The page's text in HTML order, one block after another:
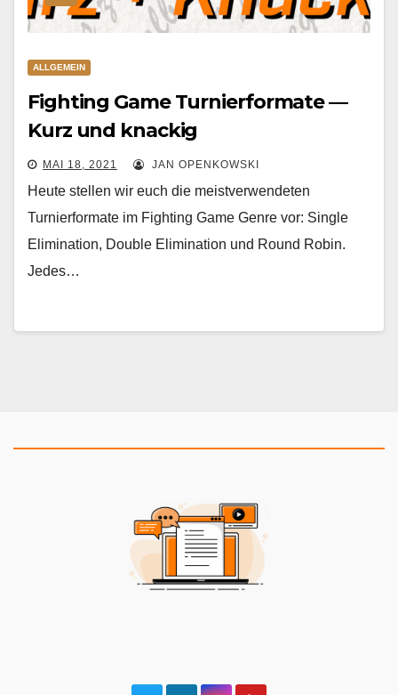
ALLGEMEIN
Fighting Game Turnierformate —
Kurz und knackig
MAI 18, 2021 JAN OPENKOWSKI
Heute stellen wir euch die meistverwendeten
Turnierformate im Fighting Game Genre vor: Single
Elimination, Double Elimination und Round Robin.
Jedes…